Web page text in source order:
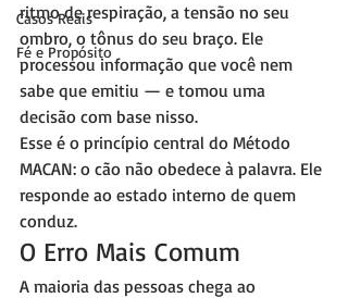
Casos Reais
Fé e Propósito
ritmo de respiração, a tensão no seu
ombro, o tônus do seu braço. Ele
processou informação que você nem
sabe que emitiu — e tomou uma
decisão com base nisso.
Esse é o princípio central do Método
MACAN: o cão não obedece à palavra. Ele
responde ao estado interno de quem
conduz.
O Erro Mais Comum
A maioria das pessoas chega ao